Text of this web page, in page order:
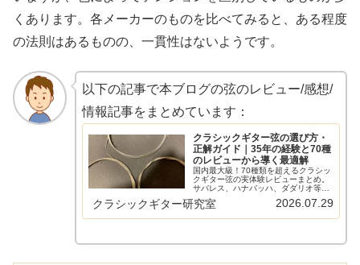
くあります。各メーカーのものを比べてみると、ある程度
の法則はあるものの、一貫性はないようです。
以下の記事で本ブログの弦のレビュー/感想/
情報記事をまとめています：
クラシックギター弦の選び方・
正解ガイド｜35年の経験と70種
のレビューから導く最適解
国内最大級！70種類を超えるクラシッ
クギター弦の実体験レビューまとめ。
サバレス、ハナバッハ、ダダリオ等の
主要メーカーから希少なスペイン弦ま
で網羅。比較早見表やショートカット
クラシックギター研究室 2026.07.29